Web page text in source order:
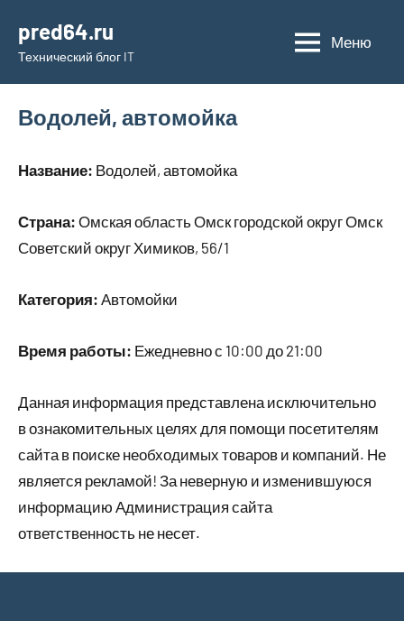
содержимому
pred64.ru
Технический блог IT
Меню
Водолей, автомойка
Название: Водолей, автомойка
Страна: Омская область Омск городской округ Омск
Советский округ Химиков, 56/1
Категория: Автомойки
Время работы: Ежедневно с 10:00 до 21:00
Данная информация представлена исключительно
в ознакомительных целях для помощи посетителям
сайта в поиске необходимых товаров и компаний. Не
является рекламой! За неверную и изменившуюся
информацию Администрация сайта
ответственность не несет.